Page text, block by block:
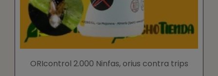
ORIcontrol 2.000 Ninfas, orius contra trips